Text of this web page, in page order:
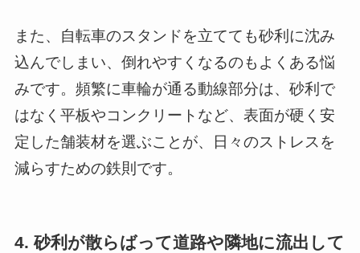
また、自転車のスタンドを立てても砂利に沈み
込んでしまい、倒れやすくなるのもよくある悩
みです。頻繁に車輪が通る動線部分は、砂利で
はなく平板やコンクリートなど、表面が硬く安
定した舗装材を選ぶことが、日々のストレスを
減らすための鉄則です。
4. 砂利が散らばって道路や隣地に流出して